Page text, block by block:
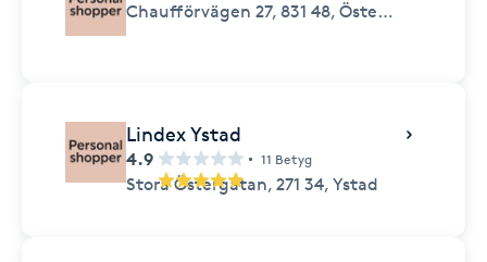
Chaufförvägen 27, 831 48, Östersund
Lindex Ystad
4.9 11 Betyg
Stora Östergatan, 271 34, Ystad